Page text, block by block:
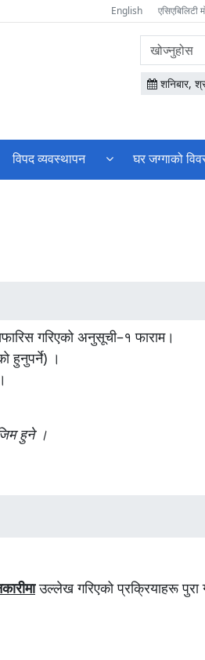
English एसिएबिलिटी
वेबसाइटमा
सामग्री
खोज्नुहोस
शनिबार,
विपद व्यवस्थापन घर जग्गाको
गरिएको अनुसूची–१ फाराम।
हुनुपर्ने) ।
हुने ।
उल्लेख गरिएको प्रक्रियाहरू पुरा